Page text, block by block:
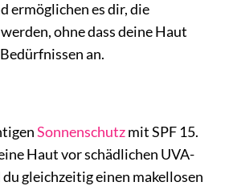
ermöglichen es dir, die
ohne dass deine Haut
an.
Sonnenschutzmit SPF 15.
Haut vor schädlichen UVA-
gleichzeitig einen makellosen